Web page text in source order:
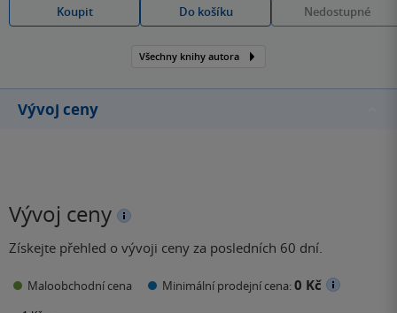
Koupit
Do košíku
Nedostupné
Všechny knihy autora
Vývoj ceny
Vývoj ceny
Získejte přehled o vývoji ceny za posledních 60 dní.
Maloobchodní cena Minimální prodejní cena:0 Kč